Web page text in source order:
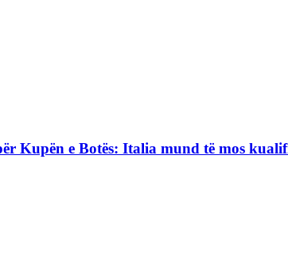
Kupën e Botës: Italia mund të mos